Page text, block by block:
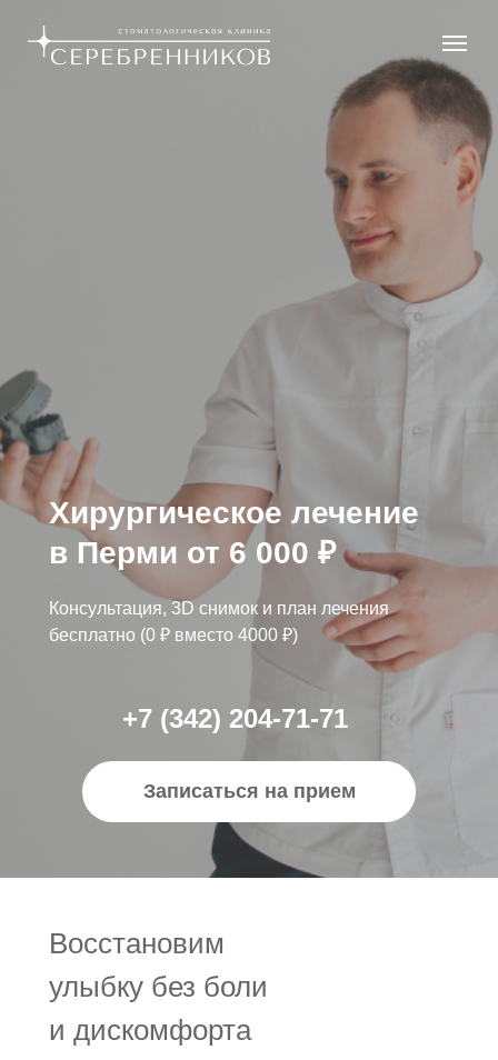
+7 (342) 204-71-71
Хирургическое лечение
в Перми от 6 000 ₽
Консультация, 3D снимок и план лечения
бесплатно (0 ₽ вместо 4000 ₽)
Записаться на прием
Восстановим
улыбку без боли
и дискомфорта